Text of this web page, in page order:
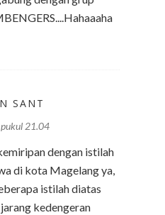
SANT
21.04
dengan istilah
di kota Magelang ya,
istilah diatas
kedengeran